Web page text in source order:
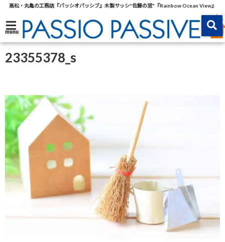
高松・丸亀の工務店『パッシオパッシブ』木製サッシ"佐藤の窓"『Rainbow Ocean View』
menu
23355378_s